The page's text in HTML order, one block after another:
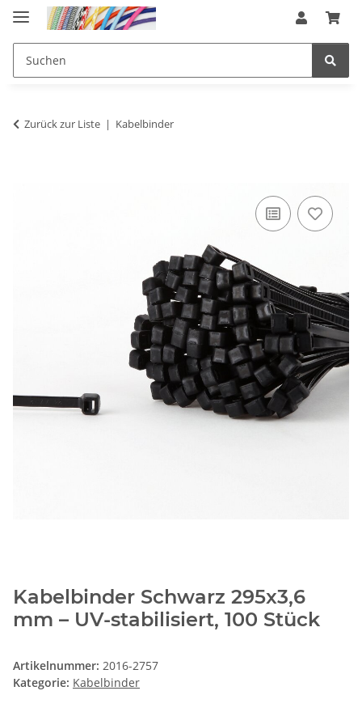
Zurück zur Liste Kabelbinder
Kabelbinder Schwarz 295x3,6
mm – UV-stabilisiert, 100 Stück
Artikelnummer: 2016-2757
Kategorie: Kabelbinder